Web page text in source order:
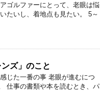
ゴルファーにとって、老眼は悩
たいし、着地点も見たい。 5～
ズ」のこと
じた一番の事 老眼が進むにつ
仕事の書類や本を読むとき、パ